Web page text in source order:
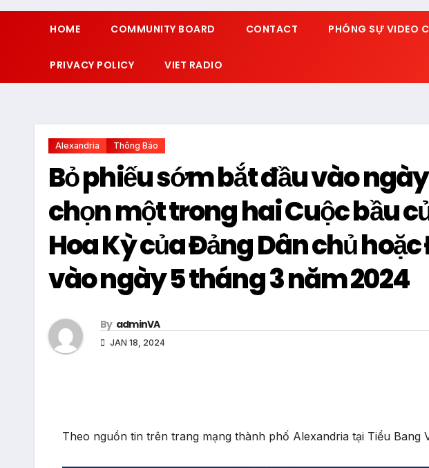
HOME COMMUNITY BOARD CONTACT PHÓNG SỰ VIDEO
PRIVACY POLICY VIET RADIO
Alexandria Thông Báo
Bỏ phiếu sớm bắt đầu vào
chọn một trong hai Cuộc bầu
Hoa Kỳ của Đảng Dân chủ
vào ngày 5 tháng 3 năm 2024
By adminVA
JAN 18, 2024
Theo nguồn tin trên trang mạng thành phố Alexandria tại Tiểu Bang